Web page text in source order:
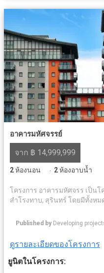
อาคารมหัศจรรย์
จาก ฿ 14,999,999
2ห้องนอน · 2ห้องอาบน้ำ
โครงการ อาคารมหัศจรร เป็น
สำโรงทาบ, สุรินทร์ โดยมีทั้งหม
Published by Developing
ดูรายละเอียดของโครงการ
ยูนิตในโครงการ: